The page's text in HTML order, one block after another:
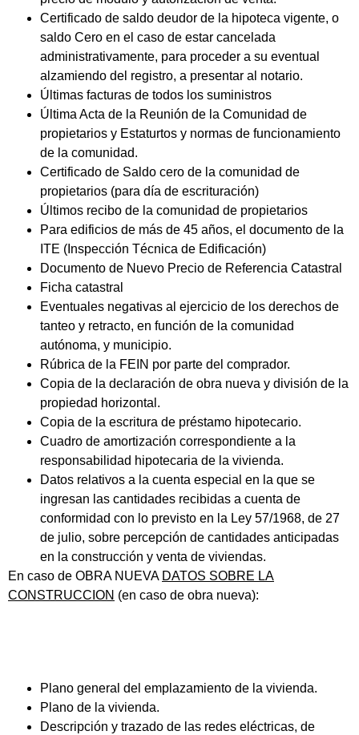
Certificado de saldo deudor de la hipoteca vigente, o
saldo Cero en el caso de estar cancelada
administrativamente, para proceder a su eventual
alzamiendo del registro, a presentar al notario.
Últimas facturas de todos los suministros
Última Acta de la Reunión de la Comunidad de
propietarios y Estaturtos y normas de funcionamiento
de la comunidad.
Certificado de Saldo cero de la comunidad de
propietarios (para día de escrituración)
Últimos recibo de la comunidad de propietarios
Para edificios de más de 45 años, el documento de la
ITE (Inspección Técnica de Edificación)
Documento de Nuevo Precio de Referencia Catastral
Ficha catastral
Eventuales negativas al ejercicio de los derechos de
tanteo y retracto, en función de la comunidad
autónoma, y municipio.
Rúbrica de la FEIN por parte del comprador.
Copia de la declaración de obra nueva y división de la
propiedad horizontal.
Copia de la escritura de préstamo hipotecario.
Cuadro de amortización correspondiente a la
responsabilidad hipotecaria de la vivienda.
Datos relativos a la cuenta especial en la que se
ingresan las cantidades recibidas a cuenta de
conformidad con lo previsto en la Ley 57/1968, de 27
de julio, sobre percepción de cantidades anticipadas
en la construcción y venta de viviendas.
En caso de OBRA NUEVA DATOS SOBRE LA
CONSTRUCCION (en caso de obra nueva):
Plano general del emplazamiento de la vivienda.
Plano de la vivienda.
Descripción y trazado de las redes eléctricas, de